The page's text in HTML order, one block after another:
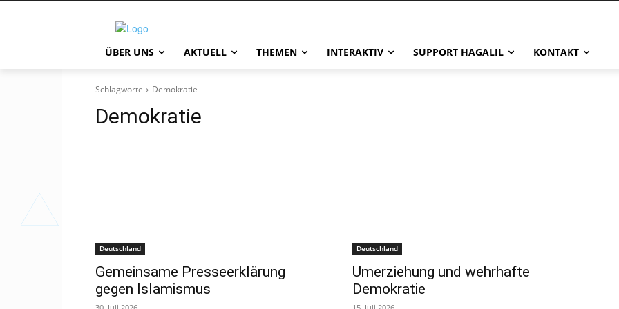
ÜBER UNS AKTUELL THEMEN INTERAKTIV SUPPORT HAGALIL KONTAKT
Schlagworte Demokratie
Demokratie
Deutschland
Gemeinsame Presseerklärung
gegen Islamismus
Deutschland
Umerziehung und wehrhafte
Demokratie